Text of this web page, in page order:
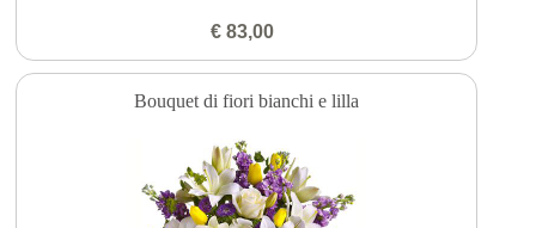
€ 83,00
Bouquet di fiori bianchi e lilla